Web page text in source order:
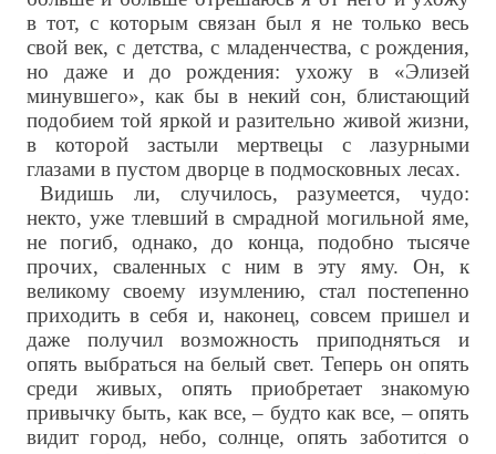
в тот, с которым связан был я не только весь
свой век, с детства, с младенчества, с рождения,
но даже и до рождения: ухожу в «Элизей
минувшего», как бы в некий сон, блистающий
подобием той яркой и разительно живой жизни,
в которой застыли мертвецы с лазурными
глазами в пустом дворце в подмосковных лесах.
Видишь ли, случилось, разумеется, чудо:
некто, уже тлевший в смрадной могильной яме,
не погиб, однако, до конца, подобно тысяче
прочих, сваленных с ним в эту яму. Он, к
великому своему изумлению, стал постепенно
приходить в себя и, наконец, совсем пришел и
даже получил возможность приподняться и
опять выбраться на белый свет. Теперь он опять
среди живых, опять приобретает знакомую
привычку быть, как все, – будто как все, – опять
видит город, небо, солнце, опять заботится о